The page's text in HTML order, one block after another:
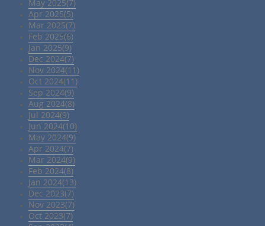
May 2025(7)
Apr 2025(5)
Mar 2025(7)
Feb 2025(6)
Jan 2025(9)
Dec 2024(7)
Nov 2024(11)
Oct 2024(11)
Sep 2024(9)
Aug 2024(8)
Jul 2024(9)
Jun 2024(10)
May 2024(9)
Apr 2024(7)
Mar 2024(9)
Feb 2024(8)
Jan 2024(13)
Dec 2023(7)
Nov 2023(7)
Oct 2023(7)